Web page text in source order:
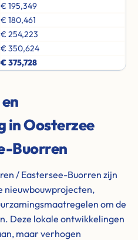
€ 195,349
€ 180,461
€ 254,223
€ 350,624
€ 375,728
in Oosterzee
Buorren
/ Eastersee-Buorren zijn
nieuwbouwprojecten,
om de
Deze lokale ontwikkelingen
maar verhogen